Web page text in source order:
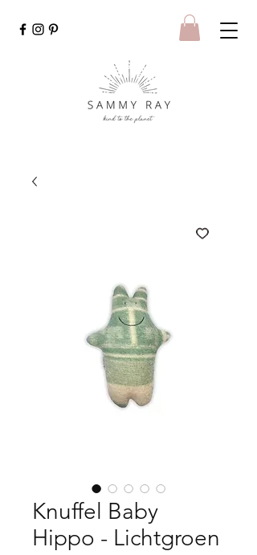
Knuffel Baby
Hippo - Lichtgroen